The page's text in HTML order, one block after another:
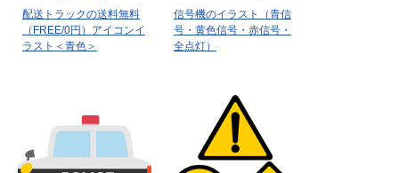
配送トラックの送料無料
（FREE/0円）アイコンイ
ラスト＜青色＞
信号機のイラスト（青信
号・黄色信号・赤信号・
全点灯）